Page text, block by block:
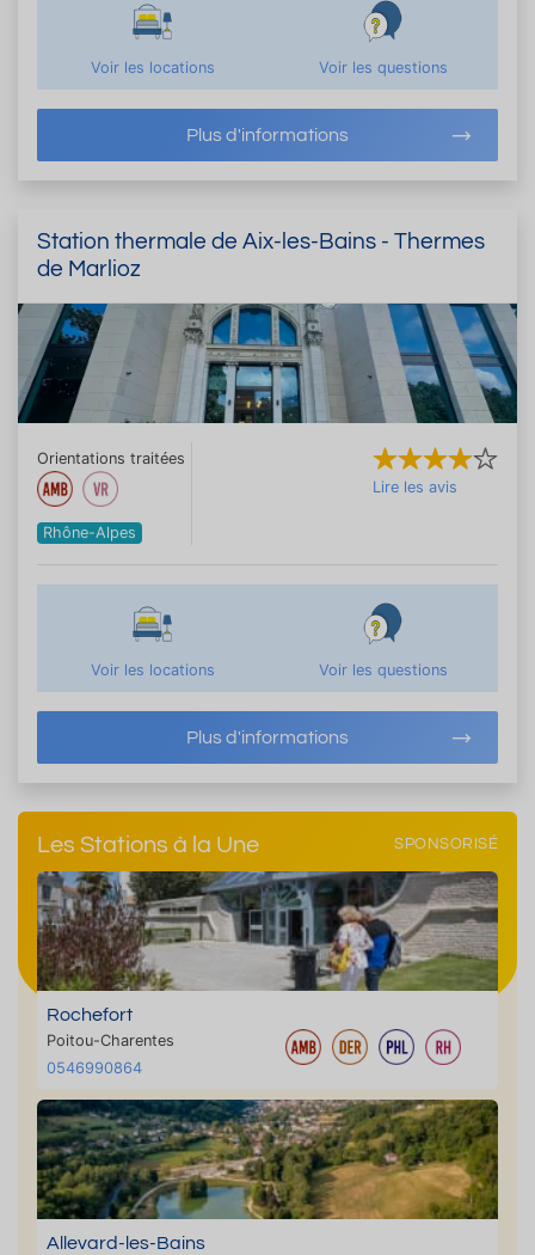
Voir les locations Voir les questions
Plus d'informations
Station thermale de Aix-les-Bains - Thermes
de Marlioz
Orientations traitées
Rhône-Alpes
Lire les avis
Voir les locations Voir les questions
Plus d'informations
Les Stations à la Une SPONSORISÉ
Rochefort
Poitou-Charentes
0546990864
Allevard-les-Bains